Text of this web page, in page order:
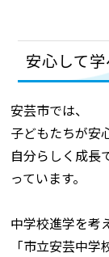
安心して
安芸市では、
子どもたちが安
自分らしく成長
っています。
中学校進学を考
「市立安芸中